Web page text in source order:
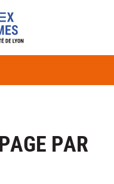
PAR